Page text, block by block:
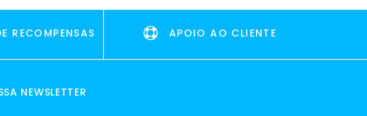
RECOMPENSAS APOIO AO CLIENTE
NEWSLETTER